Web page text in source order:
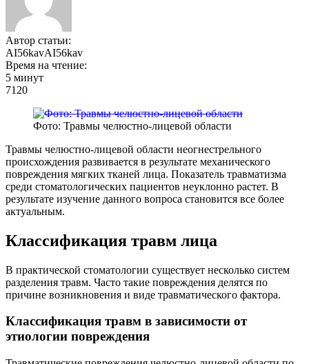
Автор статьи:
AI56kavAI56kav
Время на чтение:
5 минут
7120
Фото: Травмы челюстно-лицевой области
Травмы челюстно-лицевой области неогнестрельного
происхождения развивается в результате механического
повреждения мягких тканей лица. Показатель травматизма
среди стоматологических пациентов неуклонно растет. В
результате изучение данного вопроса становится все более
актуальным.
Классификация травм лица
В практической стоматологии существует несколько систем
разделения травм. Часто такие повреждения делятся по
причине возникновения и виде травматического фактора.
Классификация травм в зависимости от
этиологии повреждения